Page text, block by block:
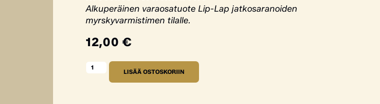
Alkuperäinen varaosatuote Lip-Lap jatkosaranoiden
myrskyvarmistimen tilalle.
12,00 €
LISÄÄ OSTOSKORIIN